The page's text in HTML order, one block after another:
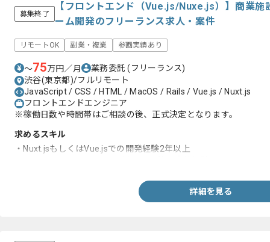
募集終了
【フロントエンド（Vue.js/Nuxe.js）】商業施
ーム開発のフリーランス求人・案件
リモートOK 副業・複業 参画実績あり
〜75万円／月 業務委託(フリーランス)
渋谷(東京都)/フルリモート
JavaScript / CSS / HTML / MacOS / Rails / Vue.js / Nuxt.js
フロントエンドエンジニア
※稼働日数や時間帯はご相談の後、正式決定となります。
求めるスキル
・Nuxt.jsもしくはVue.jsでの開発経験2年以上
詳細を見る